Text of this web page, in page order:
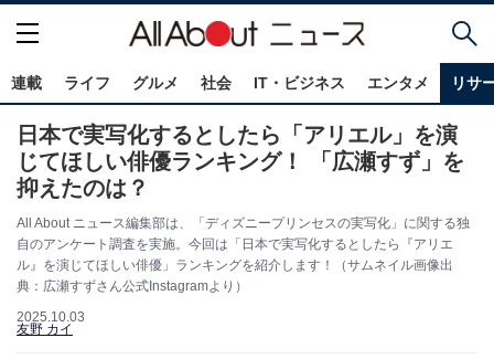
連載 ライフ グルメ 社会 IT・ビジネス エンタメ リサ
日本で実写化するとしたら「アリエル」を演
じてほしい俳優ランキング！ 「広瀬すず」を
抑えたのは？
All About ニュース編集部は、「ディズニープリンセスの実写化」に関する独
自のアンケート調査を実施。今回は「日本で実写化するとしたら『アリエ
ル』を演じてほしい俳優」ランキングを紹介します！（サムネイル画像出
典：広瀬すずさん公式Instagramより）
2025.10.03
友野 カイ